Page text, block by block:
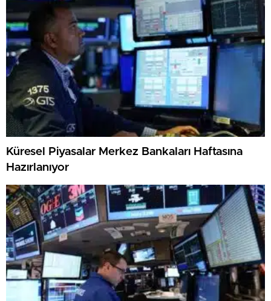
Küresel Piyasalar Merkez Bankaları Haftasına
Hazırlanıyor